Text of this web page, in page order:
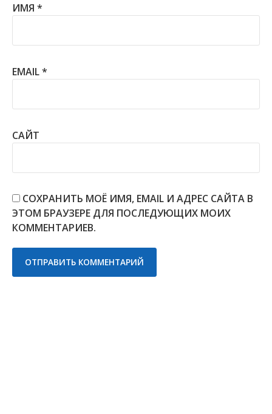
ИМЯ *
EMAIL*
САЙТ
СОХРАНИТЬ МОЁ ИМЯ, EMAIL И АДРЕС САЙТА В
ЭТОМ БРАУЗЕРЕ ДЛЯ ПОСЛЕДУЮЩИХ МОИХ
КОММЕНТАРИЕВ.